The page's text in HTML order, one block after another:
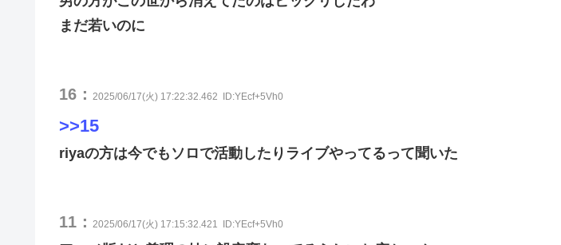
まだ若いのに
16： 2025/06/17(火) 17:22:32.462 ID:YEcf+5Vh0
>>15
riyaの方は今でもソロで活動したりライブやってるって聞いた
11： 2025/06/17(火) 17:15:32.421 ID:YEcf+5Vh0